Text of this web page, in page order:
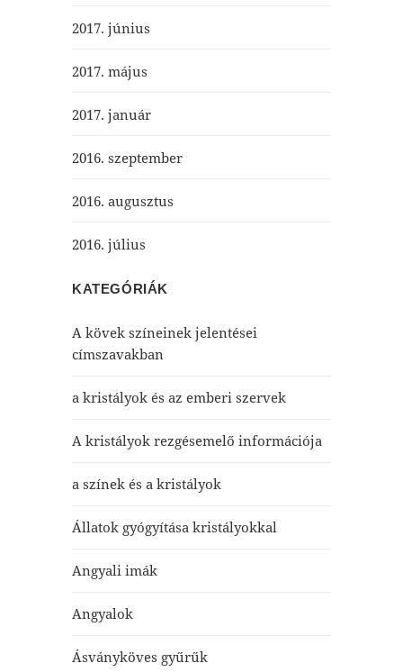
2017. június
2017. május
2017. január
2016. szeptember
2016. augusztus
2016. július
KATEGÓRIÁK
A kövek színeinek jelentései
címszavakban
a kristályok és az emberi szervek
A kristályok rezgésemelő információja
a színek és a kristályok
Állatok gyógyítása kristályokkal
Angyali imák
Angyalok
Ásványköves gyűrűk